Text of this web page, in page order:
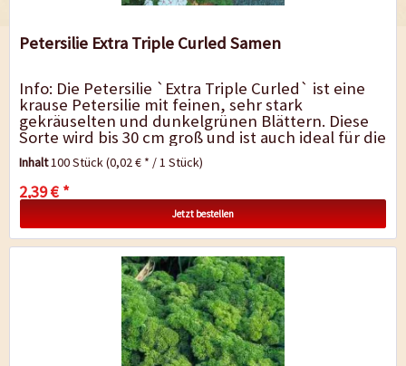
Petersilie Extra Triple Curled Samen
Info: Die Petersilie `Extra Triple Curled` ist eine
krause Petersilie mit feinen, sehr stark
gekräuselten und dunkelgrünen Blättern. Diese
Sorte wird bis 30 cm groß und ist auch ideal für die
Topfkultur,...
Inhalt100 Stück(0,02 € * / 1 Stück)
2,39 € *
Jetzt bestellen